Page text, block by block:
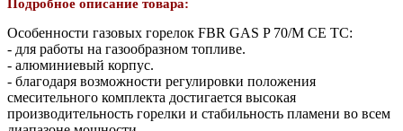
Подробное описание товара:
Особенности газовых горелок FBR GAS P 70/M CE TC:
- для работы на газообразном топливе.
- алюминиевый корпус.
- благодаря возможности регулировки положения
смесительного комплекта достигается высокая
производительность горелки и стабильность пламени во всем